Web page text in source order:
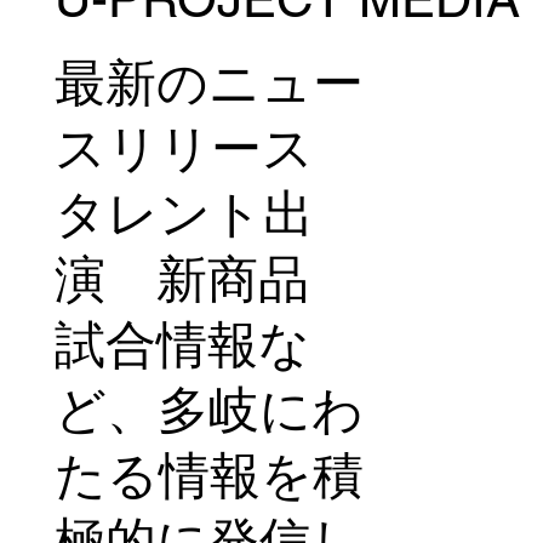
最新のニュー
スリリース
タレント出
演 新商品
試合情報な
ど、多岐にわ
たる情報を積